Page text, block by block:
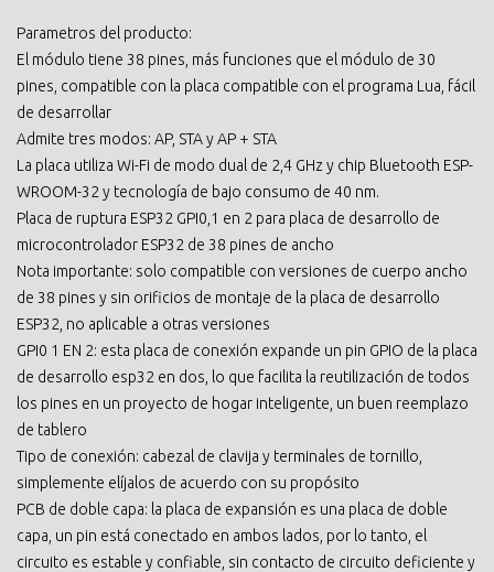
Parametros del producto:
El módulo tiene 38 pines, más funciones que el módulo de 30
pines, compatible con la placa compatible con el programa Lua, fácil
de desarrollar
Admite tres modos: AP, STA y AP + STA
La placa utiliza Wi-Fi de modo dual de 2,4 GHz y chip Bluetooth ESP-
WROOM-32 y tecnología de bajo consumo de 40 nm.
Placa de ruptura ESP32 GPI0,1 en 2 para placa de desarrollo de
microcontrolador ESP32 de 38 pines de ancho
Nota importante: solo compatible con versiones de cuerpo ancho
de 38 pines y sin orificios de montaje de la placa de desarrollo
ESP32, no aplicable a otras versiones
GPI0 1 EN 2: esta placa de conexión expande un pin GPIO de la placa
de desarrollo esp32 en dos, lo que facilita la reutilización de todos
los pines en un proyecto de hogar inteligente, un buen reemplazo
de tablero
Tipo de conexión: cabezal de clavija y terminales de tornillo,
simplemente elíjalos de acuerdo con su propósito
PCB de doble capa: la placa de expansión es una placa de doble
capa, un pin está conectado en ambos lados, por lo tanto, el
circuito es estable y confiable, sin contacto de circuito deficiente y